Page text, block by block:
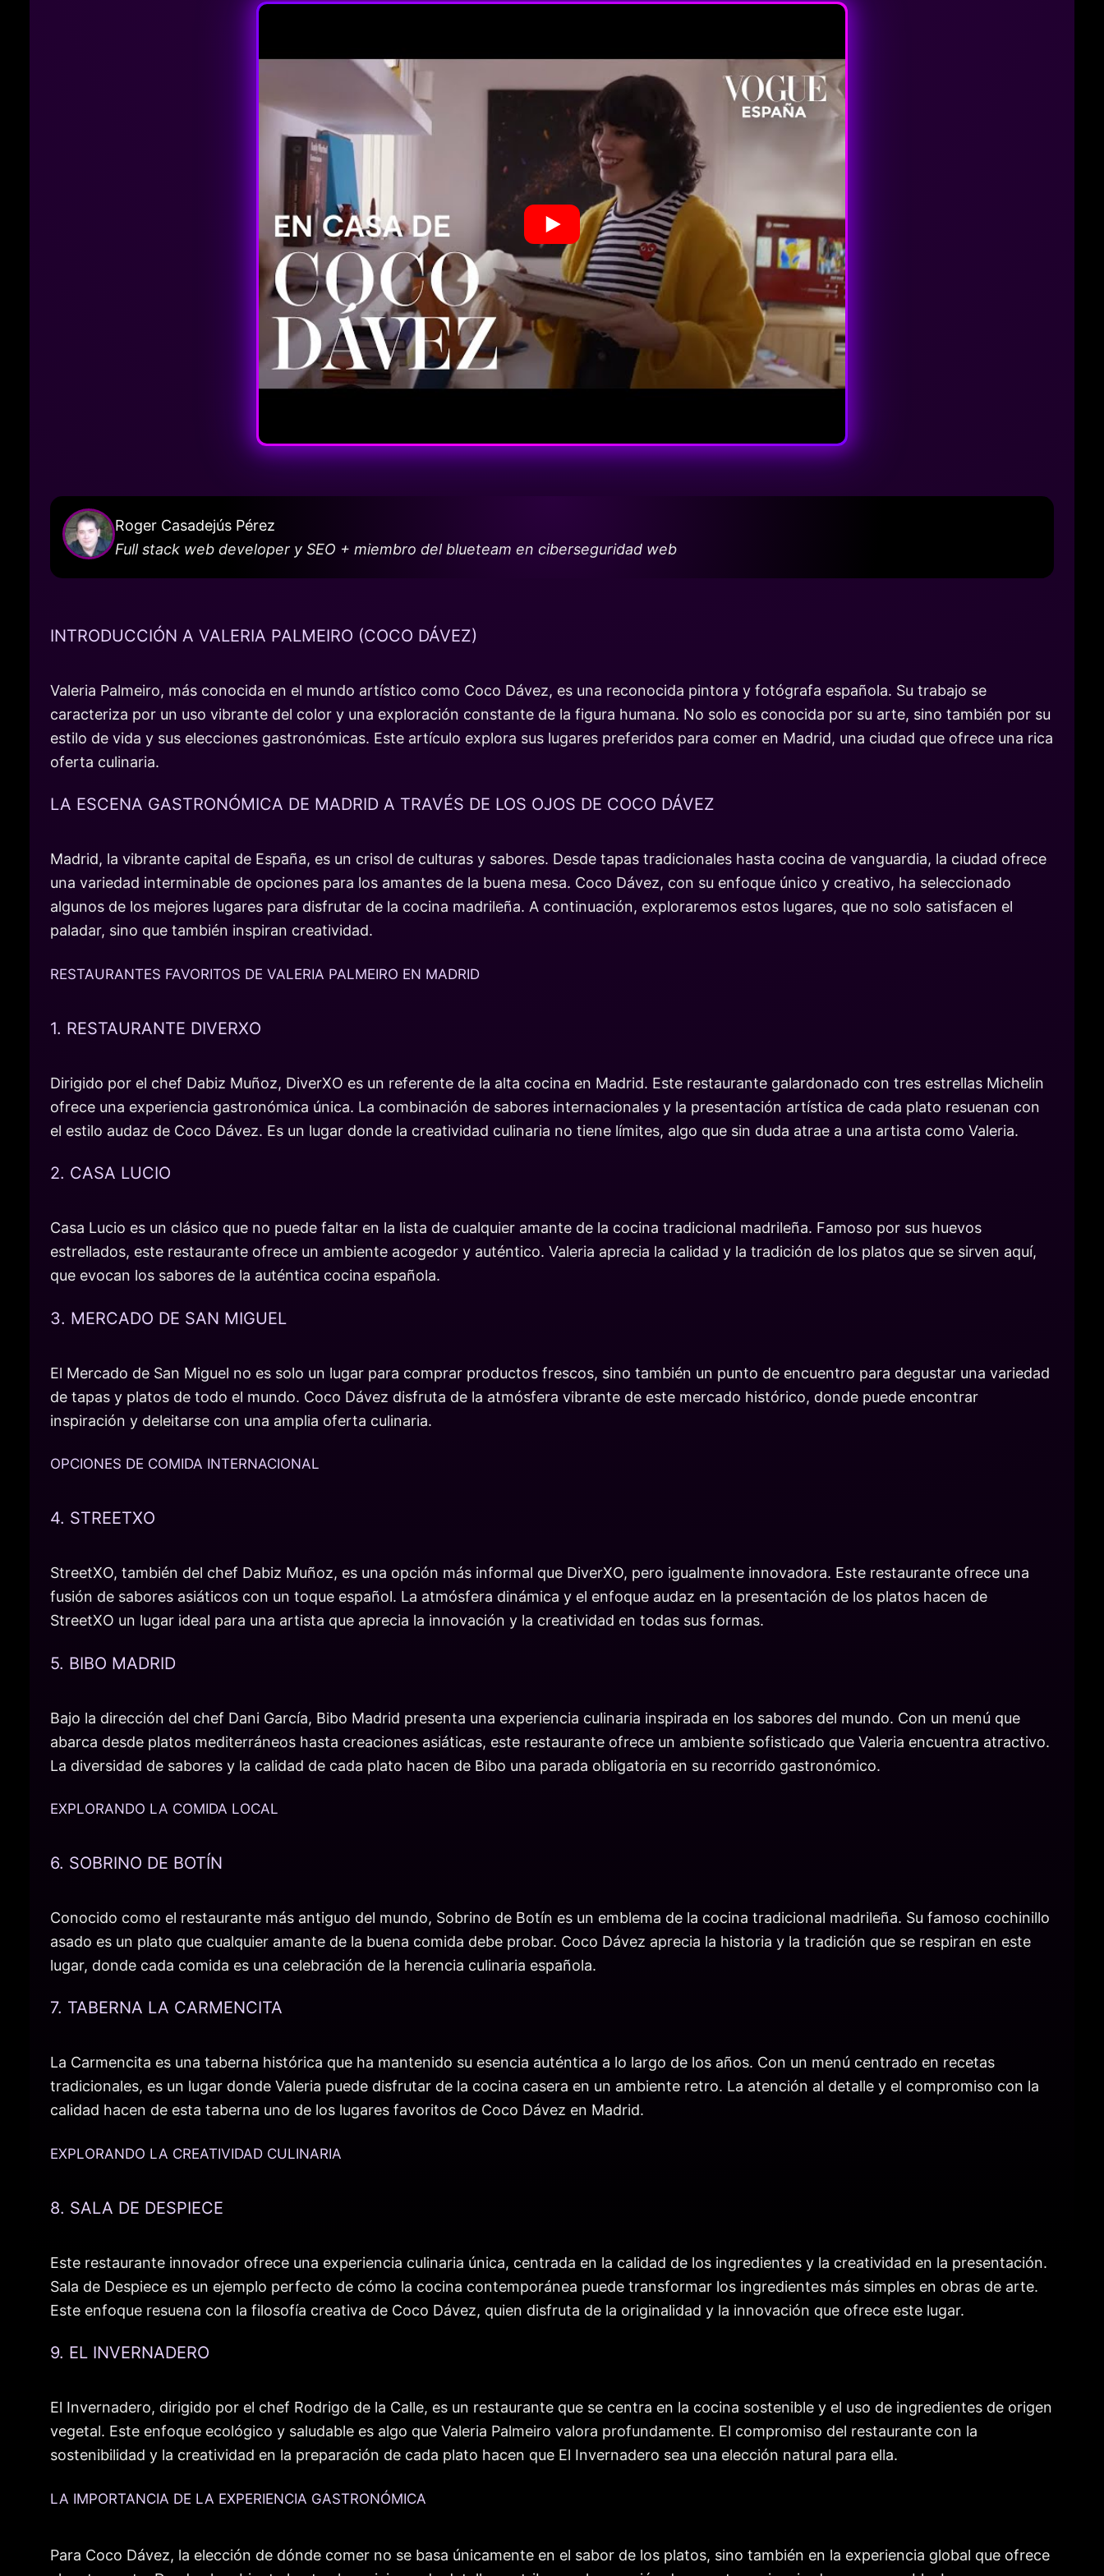
Roger Casadejús Pérez
Full stack web developer y SEO + miembro del blueteam en ciberseguridad web
INTRODUCCIÓN A VALERIA PALMEIRO (COCO DÁVEZ)
Valeria Palmeiro, más conocida en el mundo artístico como Coco Dávez, es una reconocida pintora y fotógrafa española. Su trabajo se
caracteriza por un uso vibrante del color y una exploración constante de la figura humana. No solo es conocida por su arte, sino también por su
estilo de vida y sus elecciones gastronómicas. Este artículo explora sus lugares preferidos para comer en Madrid, una ciudad que ofrece una rica
oferta culinaria.
LA ESCENA GASTRONÓMICA DE MADRID A TRAVÉS DE LOS OJOS DE COCO DÁVEZ
Madrid, la vibrante capital de España, es un crisol de culturas y sabores. Desde tapas tradicionales hasta cocina de vanguardia, la ciudad ofrece
una variedad interminable de opciones para los amantes de la buena mesa. Coco Dávez, con su enfoque único y creativo, ha seleccionado
algunos de los mejores lugares para disfrutar de la cocina madrileña. A continuación, exploraremos estos lugares, que no solo satisfacen el
paladar, sino que también inspiran creatividad.
RESTAURANTES FAVORITOS DE VALERIA PALMEIRO EN MADRID
1. RESTAURANTE DIVERXO
Dirigido por el chef Dabiz Muñoz, DiverXO es un referente de la alta cocina en Madrid. Este restaurante galardonado con tres estrellas Michelin
ofrece una experiencia gastronómica única. La combinación de sabores internacionales y la presentación artística de cada plato resuenan con
el estilo audaz de Coco Dávez. Es un lugar donde la creatividad culinaria no tiene límites, algo que sin duda atrae a una artista como Valeria.
2. CASA LUCIO
Casa Lucio es un clásico que no puede faltar en la lista de cualquier amante de la cocina tradicional madrileña. Famoso por sus huevos
estrellados, este restaurante ofrece un ambiente acogedor y auténtico. Valeria aprecia la calidad y la tradición de los platos que se sirven aquí,
que evocan los sabores de la auténtica cocina española.
3. MERCADO DE SAN MIGUEL
El Mercado de San Miguel no es solo un lugar para comprar productos frescos, sino también un punto de encuentro para degustar una variedad
de tapas y platos de todo el mundo. Coco Dávez disfruta de la atmósfera vibrante de este mercado histórico, donde puede encontrar
inspiración y deleitarse con una amplia oferta culinaria.
OPCIONES DE COMIDA INTERNACIONAL
4. STREETXO
StreetXO, también del chef Dabiz Muñoz, es una opción más informal que DiverXO, pero igualmente innovadora. Este restaurante ofrece una
fusión de sabores asiáticos con un toque español. La atmósfera dinámica y el enfoque audaz en la presentación de los platos hacen de
StreetXO un lugar ideal para una artista que aprecia la innovación y la creatividad en todas sus formas.
5. BIBO MADRID
Bajo la dirección del chef Dani García, Bibo Madrid presenta una experiencia culinaria inspirada en los sabores del mundo. Con un menú que
abarca desde platos mediterráneos hasta creaciones asiáticas, este restaurante ofrece un ambiente sofisticado que Valeria encuentra atractivo.
La diversidad de sabores y la calidad de cada plato hacen de Bibo una parada obligatoria en su recorrido gastronómico.
EXPLORANDO LA COMIDA LOCAL
6. SOBRINO DE BOTÍN
Conocido como el restaurante más antiguo del mundo, Sobrino de Botín es un emblema de la cocina tradicional madrileña. Su famoso cochinillo
asado es un plato que cualquier amante de la buena comida debe probar. Coco Dávez aprecia la historia y la tradición que se respiran en este
lugar, donde cada comida es una celebración de la herencia culinaria española.
7. TABERNA LA CARMENCITA
La Carmencita es una taberna histórica que ha mantenido su esencia auténtica a lo largo de los años. Con un menú centrado en recetas
tradicionales, es un lugar donde Valeria puede disfrutar de la cocina casera en un ambiente retro. La atención al detalle y el compromiso con la
calidad hacen de esta taberna uno de los lugares favoritos de Coco Dávez en Madrid.
EXPLORANDO LA CREATIVIDAD CULINARIA
8. SALA DE DESPIECE
Este restaurante innovador ofrece una experiencia culinaria única, centrada en la calidad de los ingredientes y la creatividad en la presentación.
Sala de Despiece es un ejemplo perfecto de cómo la cocina contemporánea puede transformar los ingredientes más simples en obras de arte.
Este enfoque resuena con la filosofía creativa de Coco Dávez, quien disfruta de la originalidad y la innovación que ofrece este lugar.
9. EL INVERNADERO
El Invernadero, dirigido por el chef Rodrigo de la Calle, es un restaurante que se centra en la cocina sostenible y el uso de ingredientes de origen
vegetal. Este enfoque ecológico y saludable es algo que Valeria Palmeiro valora profundamente. El compromiso del restaurante con la
sostenibilidad y la creatividad en la preparación de cada plato hacen que El Invernadero sea una elección natural para ella.
LA IMPORTANCIA DE LA EXPERIENCIA GASTRONÓMICA
Para Coco Dávez, la elección de dónde comer no se basa únicamente en el sabor de los platos, sino también en la experiencia global que ofrece